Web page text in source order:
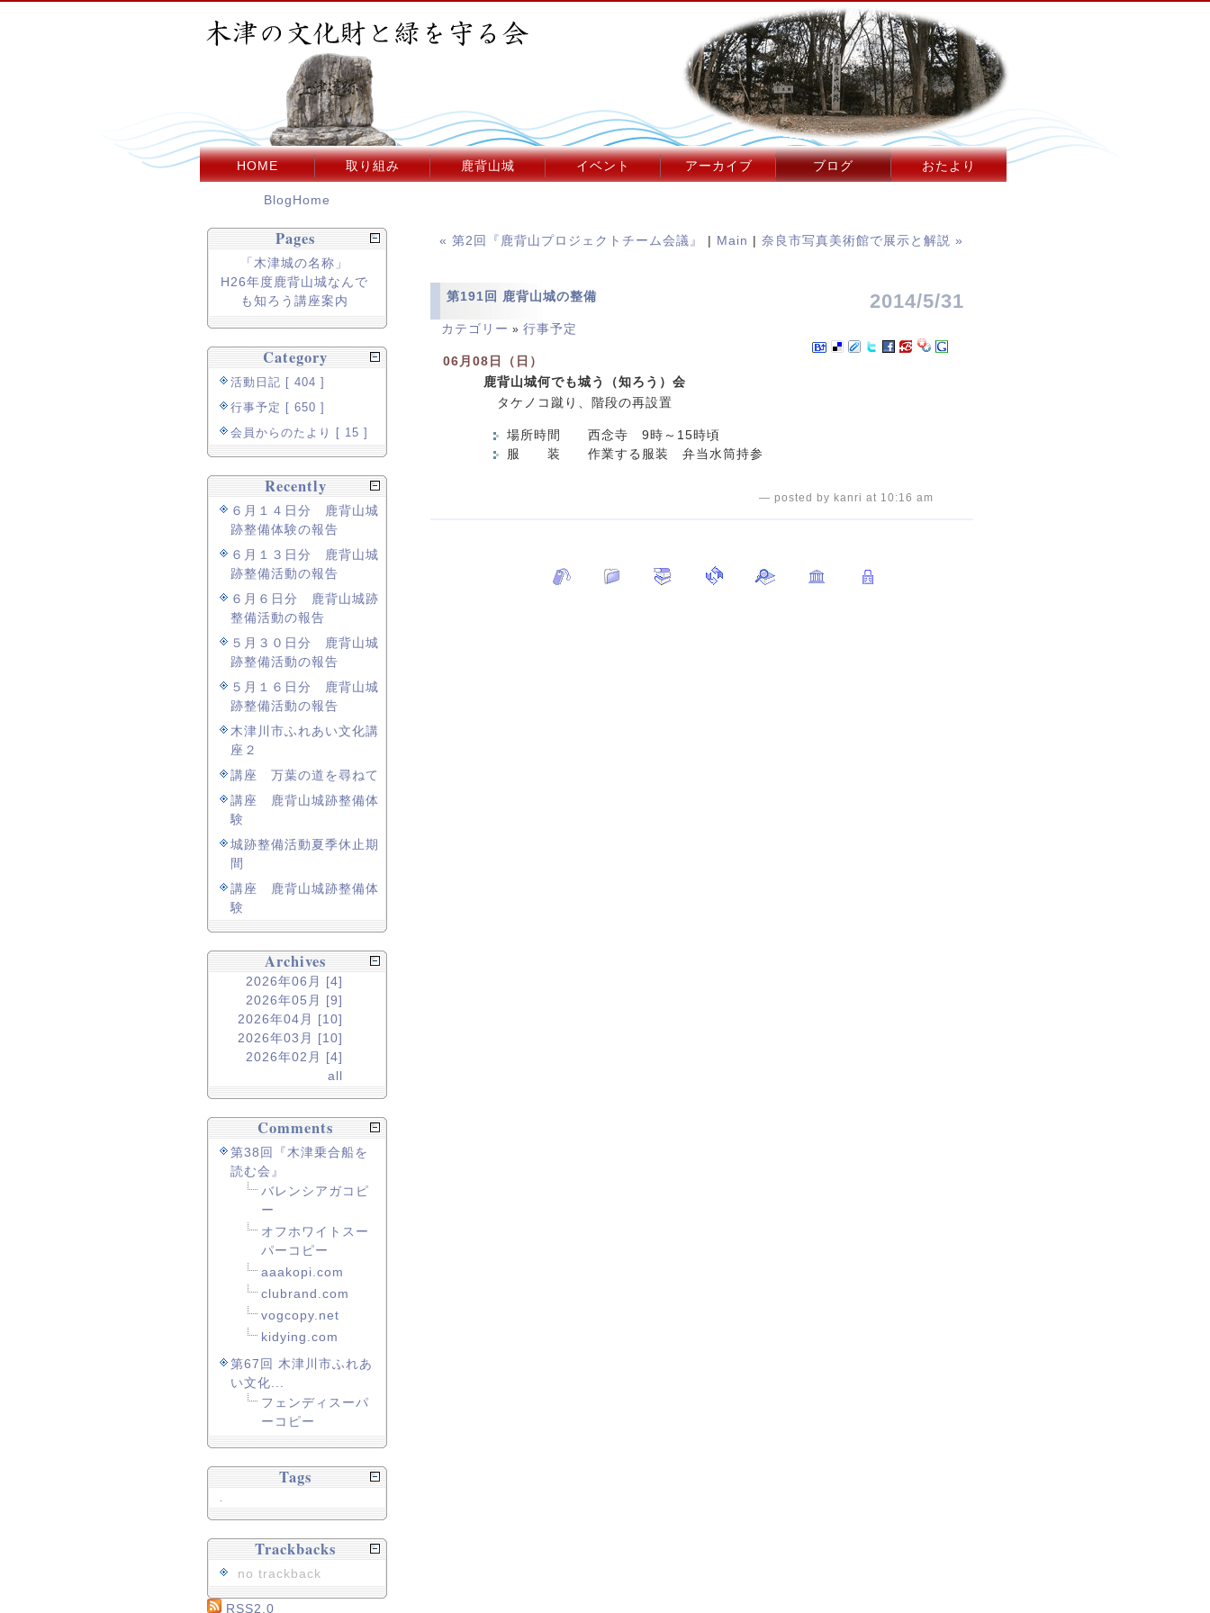
HOME 取り組み 鹿背山城 イベント アーカイブ ブログ おたより
« 第2回『鹿背山プロジェクトチーム会議』 | Main | 奈良市写真美術館で展示と解説 »
第191回 鹿背山城の整備 2014/5/31
カテゴリー » 行事予定
06月08日（日）
鹿背山城何でも城う（知ろう）会
タケノコ蹴り、階段の再設置
場所時間 西念寺 9時～15時頃
服 装 作業する服装 弁当水筒持参
— posted by kanri at 10:16 am
BlogHome
Pages
「木津城の名称」
H26年度鹿背山城なんで
も知ろう講座案内
Category
活動日記 [ 404 ]
行事予定 [ 650 ]
会員からのたより [ 15 ]
Recently
６月１４日分 鹿背山城
跡整備体験の報告
６月１３日分 鹿背山城
跡整備活動の報告
６月６日分 鹿背山城跡
整備活動の報告
５月３０日分 鹿背山城
跡整備活動の報告
５月１６日分 鹿背山城
跡整備活動の報告
木津川市ふれあい文化講
座２
講座 万葉の道を尋ねて
講座 鹿背山城跡整備体
験
城跡整備活動夏季休止期
間
講座 鹿背山城跡整備体
験
Archives
2026年06月 [4]
2026年05月 [9]
2026年04月 [10]
2026年03月 [10]
2026年02月 [4]
all
Comments
第38回『木津乗合船を
読む会』
バレンシアガコピ
ー
オフホワイトスー
パーコピー
aaakopi.com
clubrand.com
vogcopy.net
kidying.com
第67回 木津川市ふれあ
い文化...
フェンディスーパ
ーコピー
Tags
Trackbacks
no trackback
RSS2.0